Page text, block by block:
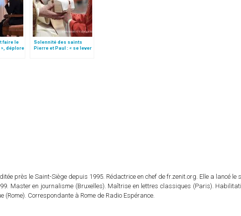
faire le
», déplore
Solennité des saints
Pierre et Paul : « se lever
près le Saint-Siège depuis 1995. Rédactrice en chef de fr.zenit.org. Elle a lancé le
Master en journalisme (Bruxelles). Maîtrise en lettres classiques (Paris).
(Rome). Correspondante à Rome de Radio Espérance.